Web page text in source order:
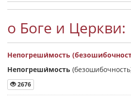
о Боге и Церкви:
Непогреши́мость
Непогреши́мость
2676